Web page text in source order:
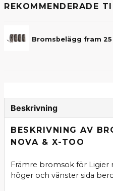
REKOMMENDERADE
Beskrivning
BESKRIVNING AV
NOVA & X-TOO
Främre bromsok för Ligier
höger och vänster sida